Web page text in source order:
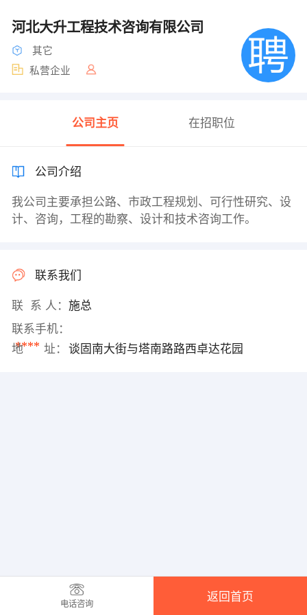
河北大升工程技术咨询有限公司
其它
私营企业
公司主页 在招职位
公司介绍
我公司主要承担公路、市政工程规划、可行性研究、设
计、咨询，工程的勘察、设计和技术咨询工作。
联系我们
联 系 人： 施总
联系手机：
****
地 址： 谈固南大街与塔南路路西卓达花园
电话咨询
返回首页